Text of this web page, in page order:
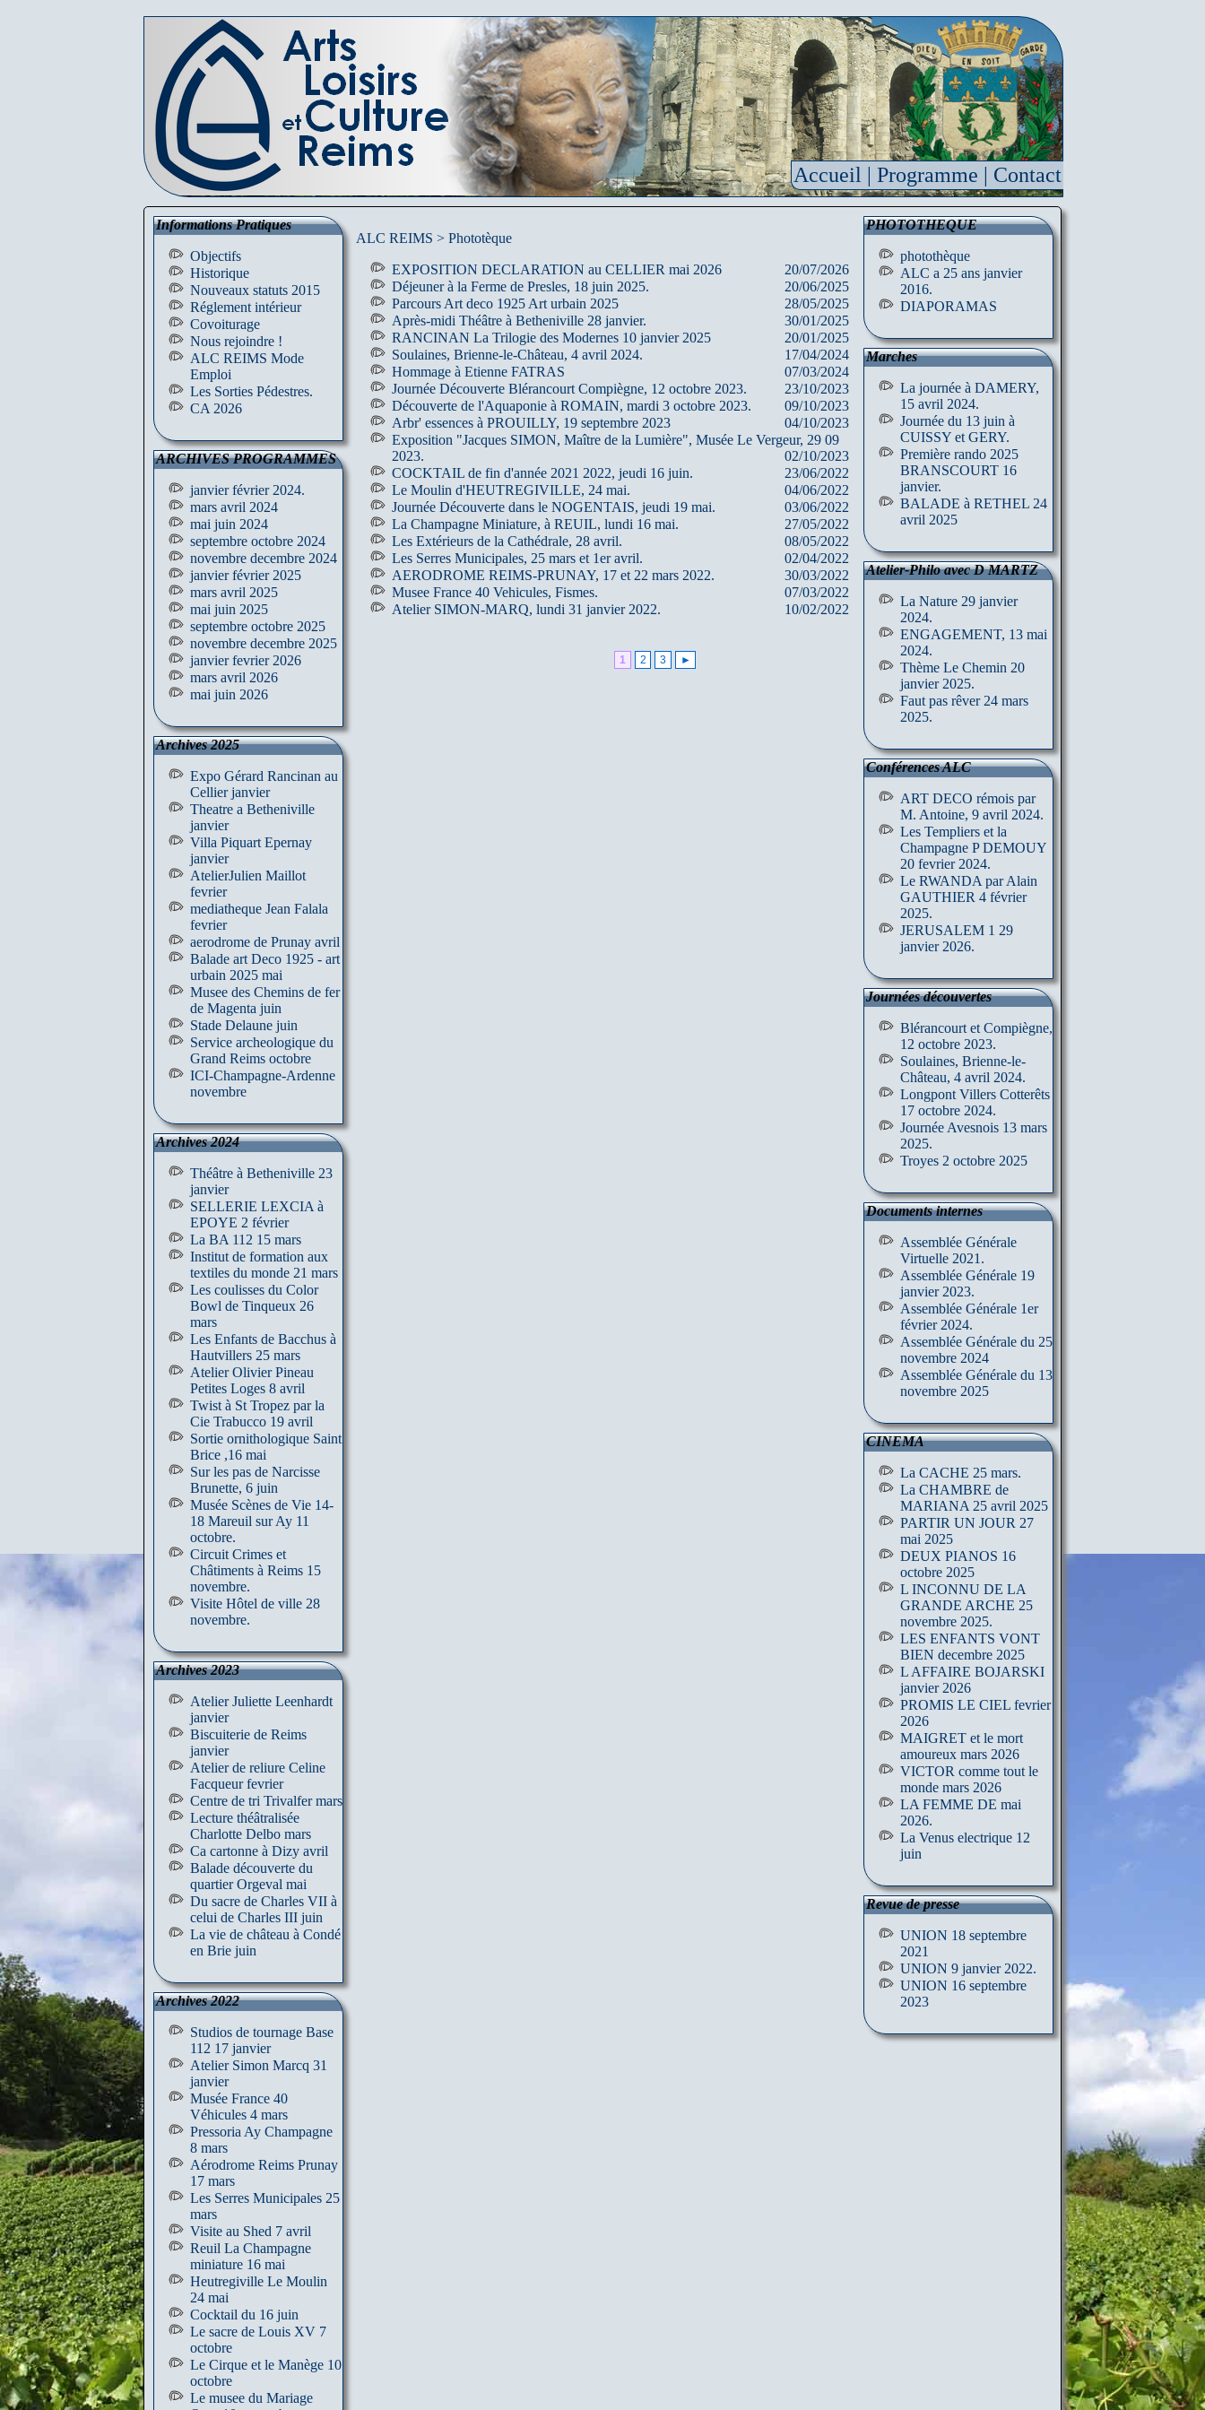
Accueil | Programme | Contact
Informations Pratiques
Objectifs
Historique
Nouveaux statuts 2015
Réglement intérieur
Covoiturage
Nous rejoindre !
ALC REIMS Mode
Emploi
Les Sorties Pédestres.
CA 2026
ARCHIVES PROGRAMMES
janvier février 2024.
mars avril 2024
mai juin 2024
septembre octobre 2024
novembre decembre 2024
janvier février 2025
mars avril 2025
mai juin 2025
septembre octobre 2025
novembre decembre 2025
janvier fevrier 2026
mars avril 2026
mai juin 2026
Archives 2025
Expo Gérard Rancinan au
Cellier janvier
Theatre a Betheniville
janvier
Villa Piquart Epernay
janvier
AtelierJulien Maillot
fevrier
mediatheque Jean Falala
fevrier
aerodrome de Prunay avril
Balade art Deco 1925 - art
urbain 2025 mai
Musee des Chemins de fer
de Magenta juin
Stade Delaune juin
Service archeologique du
Grand Reims octobre
ICI-Champagne-Ardenne
novembre
Archives 2024
Théâtre à Betheniville 23
janvier
SELLERIE LEXCIA à
EPOYE 2 février
La BA 112 15 mars
Institut de formation aux
textiles du monde 21 mars
Les coulisses du Color
Bowl de Tinqueux 26
mars
Les Enfants de Bacchus à
Hautvillers 25 mars
Atelier Olivier Pineau
Petites Loges 8 avril
Twist à St Tropez par la
Cie Trabucco 19 avril
Sortie ornithologique Saint
Brice ,16 mai
Sur les pas de Narcisse
Brunette, 6 juin
Musée Scènes de Vie 14-
18 Mareuil sur Ay 11
octobre.
Circuit Crimes et
Châtiments à Reims 15
novembre.
Visite Hôtel de ville 28
novembre.
Archives 2023
Atelier Juliette Leenhardt
janvier
Biscuiterie de Reims
janvier
Atelier de reliure Celine
Facqueur fevrier
Centre de tri Trivalfer mars
Lecture théâtralisée
Charlotte Delbo mars
Ca cartonne à Dizy avril
Balade découverte du
quartier Orgeval mai
Du sacre de Charles VII à
celui de Charles III juin
La vie de château à Condé
en Brie juin
Archives 2022
Studios de tournage Base
112 17 janvier
Atelier Simon Marcq 31
janvier
Musée France 40
Véhicules 4 mars
Pressoria Ay Champagne
8 mars
Aérodrome Reims Prunay
17 mars
Les Serres Municipales 25
mars
Visite au Shed 7 avril
Reuil La Champagne
miniature 16 mai
Heutregiville Le Moulin
24 mai
Cocktail du 16 juin
Le sacre de Louis XV 7
octobre
Le Cirque et le Manège 10
octobre
Le musee du Mariage
PHOTOTHEQUE
photothèque
ALC a 25 ans janvier
2016.
DIAPORAMAS
Marches
La journée à DAMERY,
15 avril 2024.
Journée du 13 juin à
CUISSY et GERY.
Première rando 2025
BRANSCOURT 16
janvier.
BALADE à RETHEL 24
avril 2025
Atelier-Philo avec D MARTZ
La Nature 29 janvier
2024.
ENGAGEMENT, 13 mai
2024.
Thème Le Chemin 20
janvier 2025.
Faut pas rêver 24 mars
2025.
Conférences ALC
ART DECO rémois par
M. Antoine, 9 avril 2024.
Les Templiers et la
Champagne P DEMOUY
20 fevrier 2024.
Le RWANDA par Alain
GAUTHIER 4 février
2025.
JERUSALEM 1 29
janvier 2026.
Journées découvertes
Blérancourt et Compiègne,
12 octobre 2023.
Soulaines, Brienne-le-
Château, 4 avril 2024.
Longpont Villers Cotterêts
17 octobre 2024.
Journée Avesnois 13 mars
2025.
Troyes 2 octobre 2025
Documents internes
Assemblée Générale
Virtuelle 2021.
Assemblée Générale 19
janvier 2023.
Assemblée Générale 1er
février 2024.
Assemblée Générale du 25
novembre 2024
Assemblée Générale du 13
novembre 2025
CINEMA
La CACHE 25 mars.
La CHAMBRE de
MARIANA 25 avril 2025
PARTIR UN JOUR 27
mai 2025
DEUX PIANOS 16
octobre 2025
L INCONNU DE LA
GRANDE ARCHE 25
novembre 2025.
LES ENFANTS VONT
BIEN decembre 2025
L AFFAIRE BOJARSKI
janvier 2026
PROMIS LE CIEL fevrier
2026
MAIGRET et le mort
amoureux mars 2026
VICTOR comme tout le
monde mars 2026
LA FEMME DE mai
2026.
La Venus electrique 12
juin
Revue de presse
UNION 18 septembre
2021
UNION 9 janvier 2022.
UNION 16 septembre
2023
ALC REIMS > Phototèque
EXPOSITION DECLARATION au CELLIER mai 2026
20/07/2026
Déjeuner à la Ferme de Presles, 18 juin 2025.
20/06/2025
Parcours Art deco 1925 Art urbain 2025
28/05/2025
Après-midi Théâtre à Betheniville 28 janvier.
30/01/2025
RANCINAN La Trilogie des Modernes 10 janvier 2025
20/01/2025
Soulaines, Brienne-le-Château, 4 avril 2024.
17/04/2024
Hommage à Etienne FATRAS
07/03/2024
Journée Découverte Blérancourt Compiègne, 12 octobre 2023.
23/10/2023
Découverte de l'Aquaponie à ROMAIN, mardi 3 octobre 2023.
09/10/2023
Arbr' essences à PROUILLY, 19 septembre 2023
04/10/2023
Exposition "Jacques SIMON, Maître de la Lumière", Musée Le Vergeur, 29 09
2023.
02/10/2023
COCKTAIL de fin d'année 2021 2022, jeudi 16 juin.
23/06/2022
Le Moulin d'HEUTREGIVILLE, 24 mai.
04/06/2022
Journée Découverte dans le NOGENTAIS, jeudi 19 mai.
03/06/2022
La Champagne Miniature, à REUIL, lundi 16 mai.
27/05/2022
Les Extérieurs de la Cathédrale, 28 avril.
08/05/2022
Les Serres Municipales, 25 mars et 1er avril.
02/04/2022
AERODROME REIMS-PRUNAY, 17 et 22 mars 2022.
30/03/2022
Musee France 40 Vehicules, Fismes.
07/03/2022
Atelier SIMON-MARQ, lundi 31 janvier 2022.
10/02/2022
1 2 3 ►